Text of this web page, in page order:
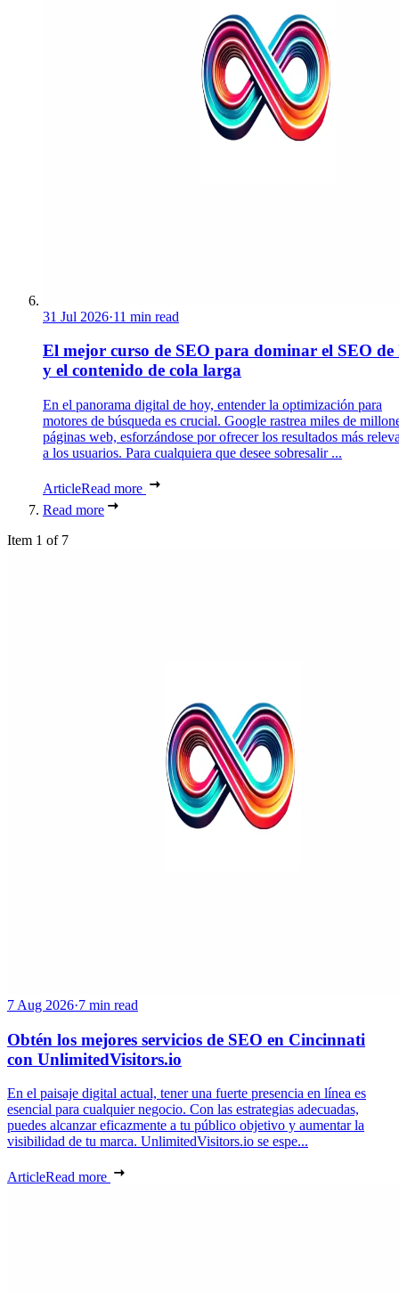
31 Jul 2026·11 min read
El mejor curso de SEO para dominar el SEO
y el contenido de cola larga
En el panorama digital de hoy, entender la optimización para
motores de búsqueda es crucial. Google rastrea miles de
páginas web, esforzándose por ofrecer los resultados más
a los usuarios. Para cualquiera que desee sobresalir ...
ArticleRead more
Read more
Item 1 of 7
7 Aug 2026·7 min read
Obtén los mejores servicios de SEO en Cincinnati
con UnlimitedVisitors.io
En el paisaje digital actual, tener una fuerte presencia en línea es
esencial para cualquier negocio. Con las estrategias adecuadas,
puedes alcanzar eficazmente a tu público objetivo y aumentar la
visibilidad de tu marca. UnlimitedVisitors.io se espe...
ArticleRead more